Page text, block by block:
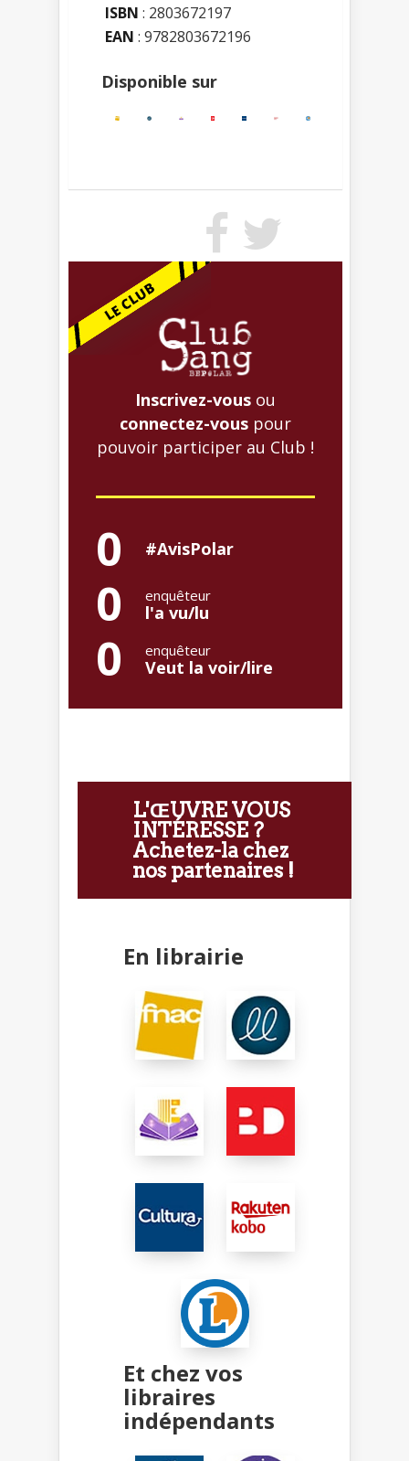
ISBN : 2803672197
EAN : 9782803672196
Disponible sur
Inscrivez-vous ou
connectez-vous pour
pouvoir participer au Club !
0 #AvisPolar
0 enquêteur
l'a vu/lu
0 enquêteur
Veut la voir/lire
L'ŒUVRE VOUS
INTÉRESSE ?
Achetez-la chez
nos partenaires !
En librairie
Et chez vos
libraires
indépendants